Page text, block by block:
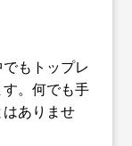
もトップレ
。何でも手
ありませ